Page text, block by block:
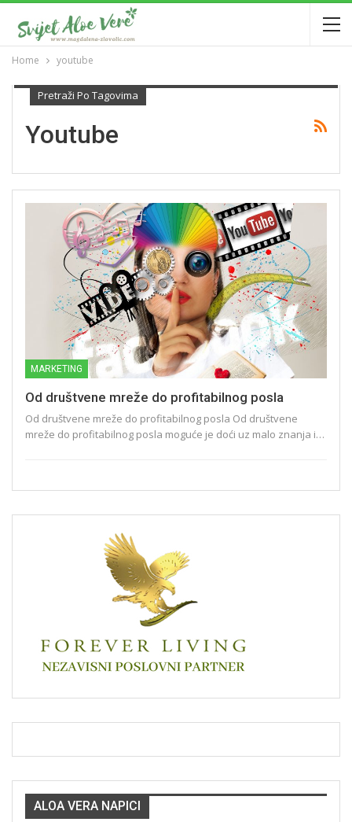
Home youtube
Pretraži Po Tagovima
Youtube
MARKETING
Od društvene mreže do profitabilnog posla
Od društvene mreže do profitabilnog posla Od društvene
mreže do profitabilnog posla moguće je doći uz malo znanja i…
ALOA VERA NAPICI